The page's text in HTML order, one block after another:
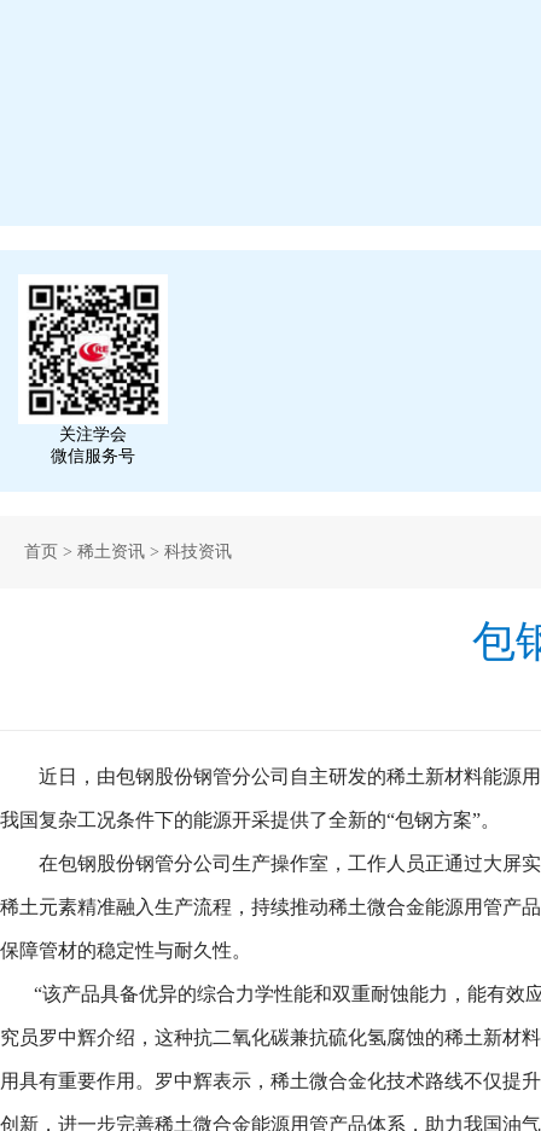
关注学会
微信服务号
首页 > 稀土资讯 > 科技资讯
包
近日，由包钢股份钢管分公司自主研发的稀土新材料能源
我国复杂工况条件下的能源开采提供了全新的“包钢方案”。
在包钢股份钢管分公司生产操作室，工作人员正通过大屏
稀土元素精准融入生产流程，持续推动稀土微合金能源用管产
保障管材的稳定性与耐久性。
“该产品具备优异的综合力学性能和双重耐蚀能力，能有
究员罗中辉介绍，这种抗二氧化碳兼抗硫化氢腐蚀的稀土新材
用具有重要作用。罗中辉表示，稀土微合金化技术路线不仅提
创新，进一步完善稀土微合金能源用管产品体系，助力我国油